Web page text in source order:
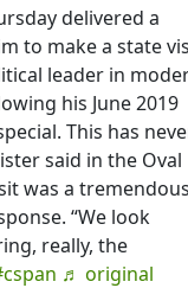
delivered a
to make a state
leader in
his June 2019
This has
said in the Oval
was a tremendous
“We look
really, the
♬ original